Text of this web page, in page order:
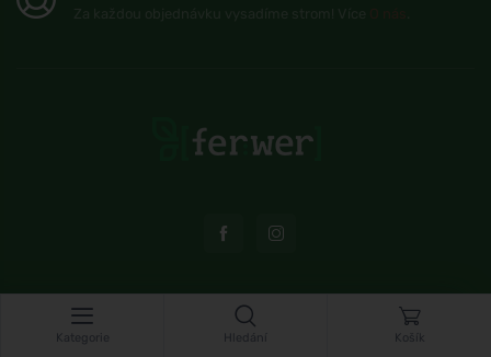
© Topshelf s.r.o. Všechna práva vyhrazena.
Kategorie Hledání Košík